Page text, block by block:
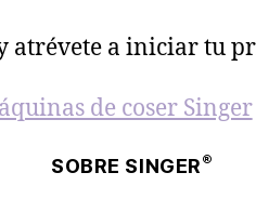
atrévete a iniciar tu
de coser Singer
SOBRE SINGER®